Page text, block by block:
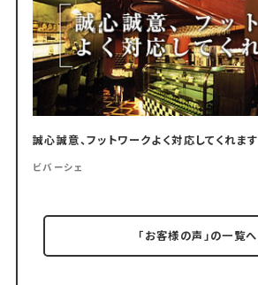
誠心誠意、フットワークよく対応してくれます
ビバーシェ
「お客様の声」の一覧へ